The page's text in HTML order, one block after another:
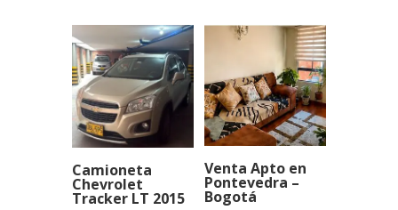
Camioneta
Chevrolet
Tracker LT 2015
Venta Apto en
Pontevedra –
Bogotá